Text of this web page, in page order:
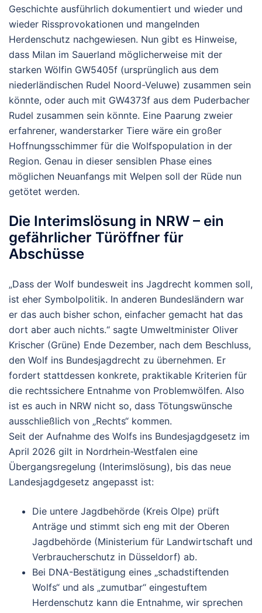
Geschichte ausführlich dokumentiert und wieder und
wieder Rissprovokationen und mangelnden
Herdenschutz nachgewiesen. Nun gibt es Hinweise,
dass Milan im Sauerland möglicherweise mit der
starken Wölfin GW5405f (ursprünglich aus dem
niederländischen Rudel Noord-Veluwe) zusammen sein
könnte, oder auch mit GW4373f aus dem Puderbacher
Rudel zusammen sein könnte. Eine Paarung zweier
erfahrener, wanderstarker Tiere wäre ein großer
Hoffnungsschimmer für die Wolfspopulation in der
Region. Genau in dieser sensiblen Phase eines
möglichen Neuanfangs mit Welpen soll der Rüde nun
getötet werden.
Die Interimslösung in NRW – ein
gefährlicher Türöffner für
Abschüsse
„Dass der Wolf bundesweit ins Jagdrecht kommen soll,
ist eher Symbolpolitik. In anderen Bundesländern war
er das auch bisher schon, einfacher gemacht hat das
dort aber auch nichts.“ sagte Umweltminister Oliver
Krischer (Grüne) Ende Dezember, nach dem Beschluss,
den Wolf ins Bundesjagdrecht zu übernehmen. Er
fordert stattdessen konkrete, praktikable Kriterien für
die rechtssichere Entnahme von Problemwölfen. Also
ist es auch in NRW nicht so, dass Tötungswünsche
ausschließlich von „Rechts“ kommen.
Seit der Aufnahme des Wolfs ins Bundesjagdgesetz im
April 2026 gilt in Nordrhein-Westfalen eine
Übergangsregelung (Interimslösung), bis das neue
Landesjagdgesetz angepasst ist:
Die untere Jagdbehörde (Kreis Olpe) prüft
Anträge und stimmt sich eng mit der Oberen
Jagdbehörde (Ministerium für Landwirtschaft und
Verbraucherschutz in Düsseldorf) ab.
Bei DNA-Bestätigung eines „schadstiftenden
Wolfs“ und als „zumutbar“ eingestuftem
Herdenschutz kann die Entnahme, wir sprechen